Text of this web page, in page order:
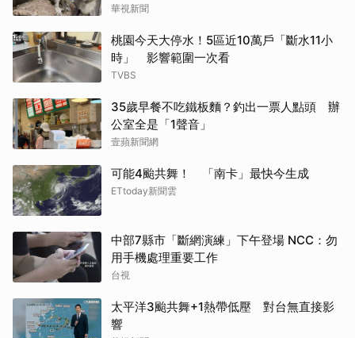
華視新聞
桃園今天大停水！5區近10萬戶「斷水11小
時」 影響範圍一次看
TVBS
35歲早餐不吃鐵板麵？釣出一票人點頭 辦
公室全是「1聲音」
壹蘋新聞網
可能4颱共舞！ 「南卡」最快今生成
ETtoday新聞雲
中部7縣市「斷網演練」下午登場 NCC：勿
用手機處理重要工作
台視
太平洋3颱共舞+1熱帶低壓 對台無直接影
響